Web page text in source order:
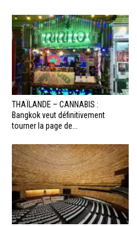
THAÏLANDE – CANNABIS :
Bangkok veut définitivement
tourner la page de...